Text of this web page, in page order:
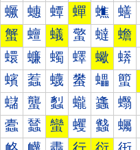
蟩 蟪 蟫 蟬 蟭 蟮
蟹 蟺 蟻 蟼 蟽 蟾
蠉 蠊 蠋 蠌 蠍 蠎
蠙 蠚 蠛 蠜 蠝 蠞
蠩 蠪 蠫 蠬 蠭 蠮
蠹 蠺 蠻 蠼 蠽 蠾